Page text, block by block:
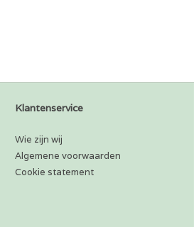
Klantenservice
Wie zijn wij
Algemene voorwaarden
Cookie statement